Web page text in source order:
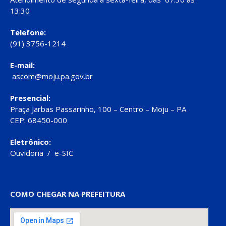
13:30
Telefone:
(91) 3756-1214
E-mail:
ascom@moju.pa.gov.br
Presencial:
Praça Jarbas Passarinho, 100 – Centro – Moju – PA
CEP: 68450-000
Eletrônico:
Ouvidoria / e-SIC
COMO CHEGAR NA PREFEITURA